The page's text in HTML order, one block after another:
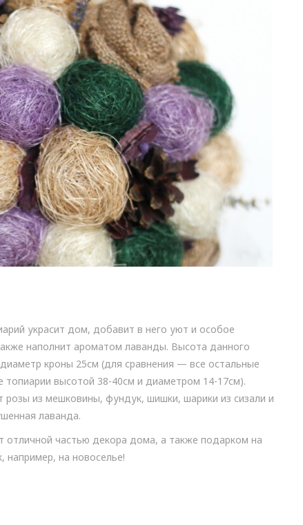
украсит дом, добавит в него уют и особое
наполнит ароматом лаванды. Высота данного
кроны 25см (для сравнения — все остальные
топиарии высотой 38-40см и диаметром 14-17см).
розы из мешковины, фундук, шишки, шарики из сизали и
лаванда.
отличной частью декора дома, а также подарком на
например, на новоселье!